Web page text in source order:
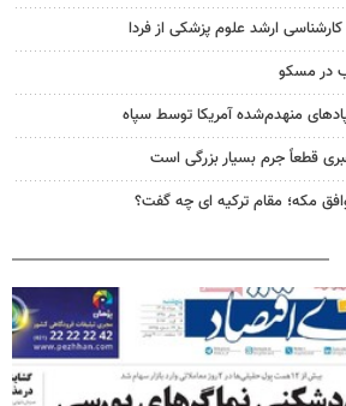
کارشناسی ارشد علوم پزشکی از فردا
در مسکو
منهدم‌شده آمریکا توسط سپاه
قطعاً جرم بسیار بزرگی است
مکه؛ مقام ترکیه ای چه گفت؟